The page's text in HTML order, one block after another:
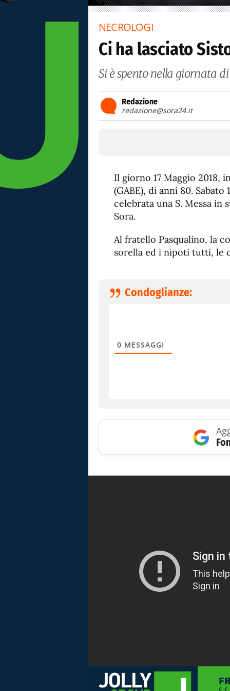
NECROLOGI
Ci ha lasciato
Si è spento nella giornata
Redazione
redazione@sora24.it
Il giorno 17 Maggio 2018,
(GABE), di anni 80.
celebrata una S. Messa in
Sora.
Al fratello Pasqualino, la
sorella ed i nipoti tutti, le
Condoglianze:
0 MESSAGGI